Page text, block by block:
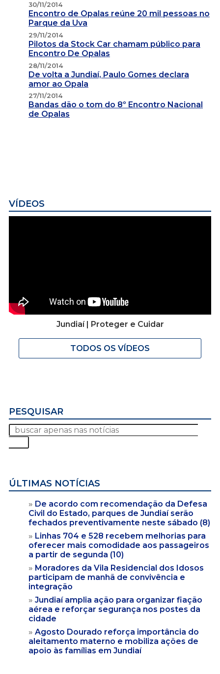
30/11/2014
Encontro de Opalas reúne 20 mil pessoas no
Parque da Uva
29/11/2014
Pilotos da Stock Car chamam público para
Encontro De Opalas
28/11/2014
De volta a Jundiaí, Paulo Gomes declara
amor ao Opala
27/11/2014
Bandas dão o tom do 8º Encontro Nacional
de Opalas
VÍDEOS
Jundiaí | Proteger e Cuidar
TODOS OS VÍDEOS
PESQUISAR
ÚLTIMAS NOTÍCIAS
De acordo com recomendação da Defesa
Civil do Estado, parques de Jundiaí serão
fechados preventivamente neste sábado (8)
Linhas 704 e 528 recebem melhorias para
oferecer mais comodidade aos passageiros
a partir de segunda (10)
Moradores da Vila Residencial dos Idosos
participam de manhã de convivência e
integração
Jundiaí amplia ação para organizar fiação
aérea e reforçar segurança nos postes da
cidade
Agosto Dourado reforça importância do
aleitamento materno e mobiliza ações de
apoio às famílias em Jundiaí